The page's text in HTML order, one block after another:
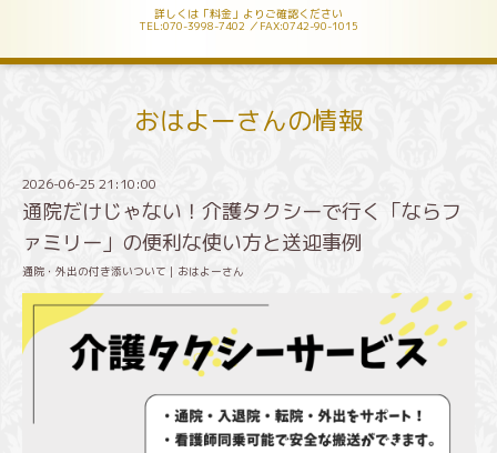
詳しくは「料金」よりご確認ください
TEL:070-3998-7402 ／FAX:0742-90-1015
おはよーさんの情報
2026-06-25 21:10:00
通院だけじゃない！介護タクシーで行く「ならフ
ァミリー」の便利な使い方と送迎事例
通院・外出の付き添いついて｜おはよーさん